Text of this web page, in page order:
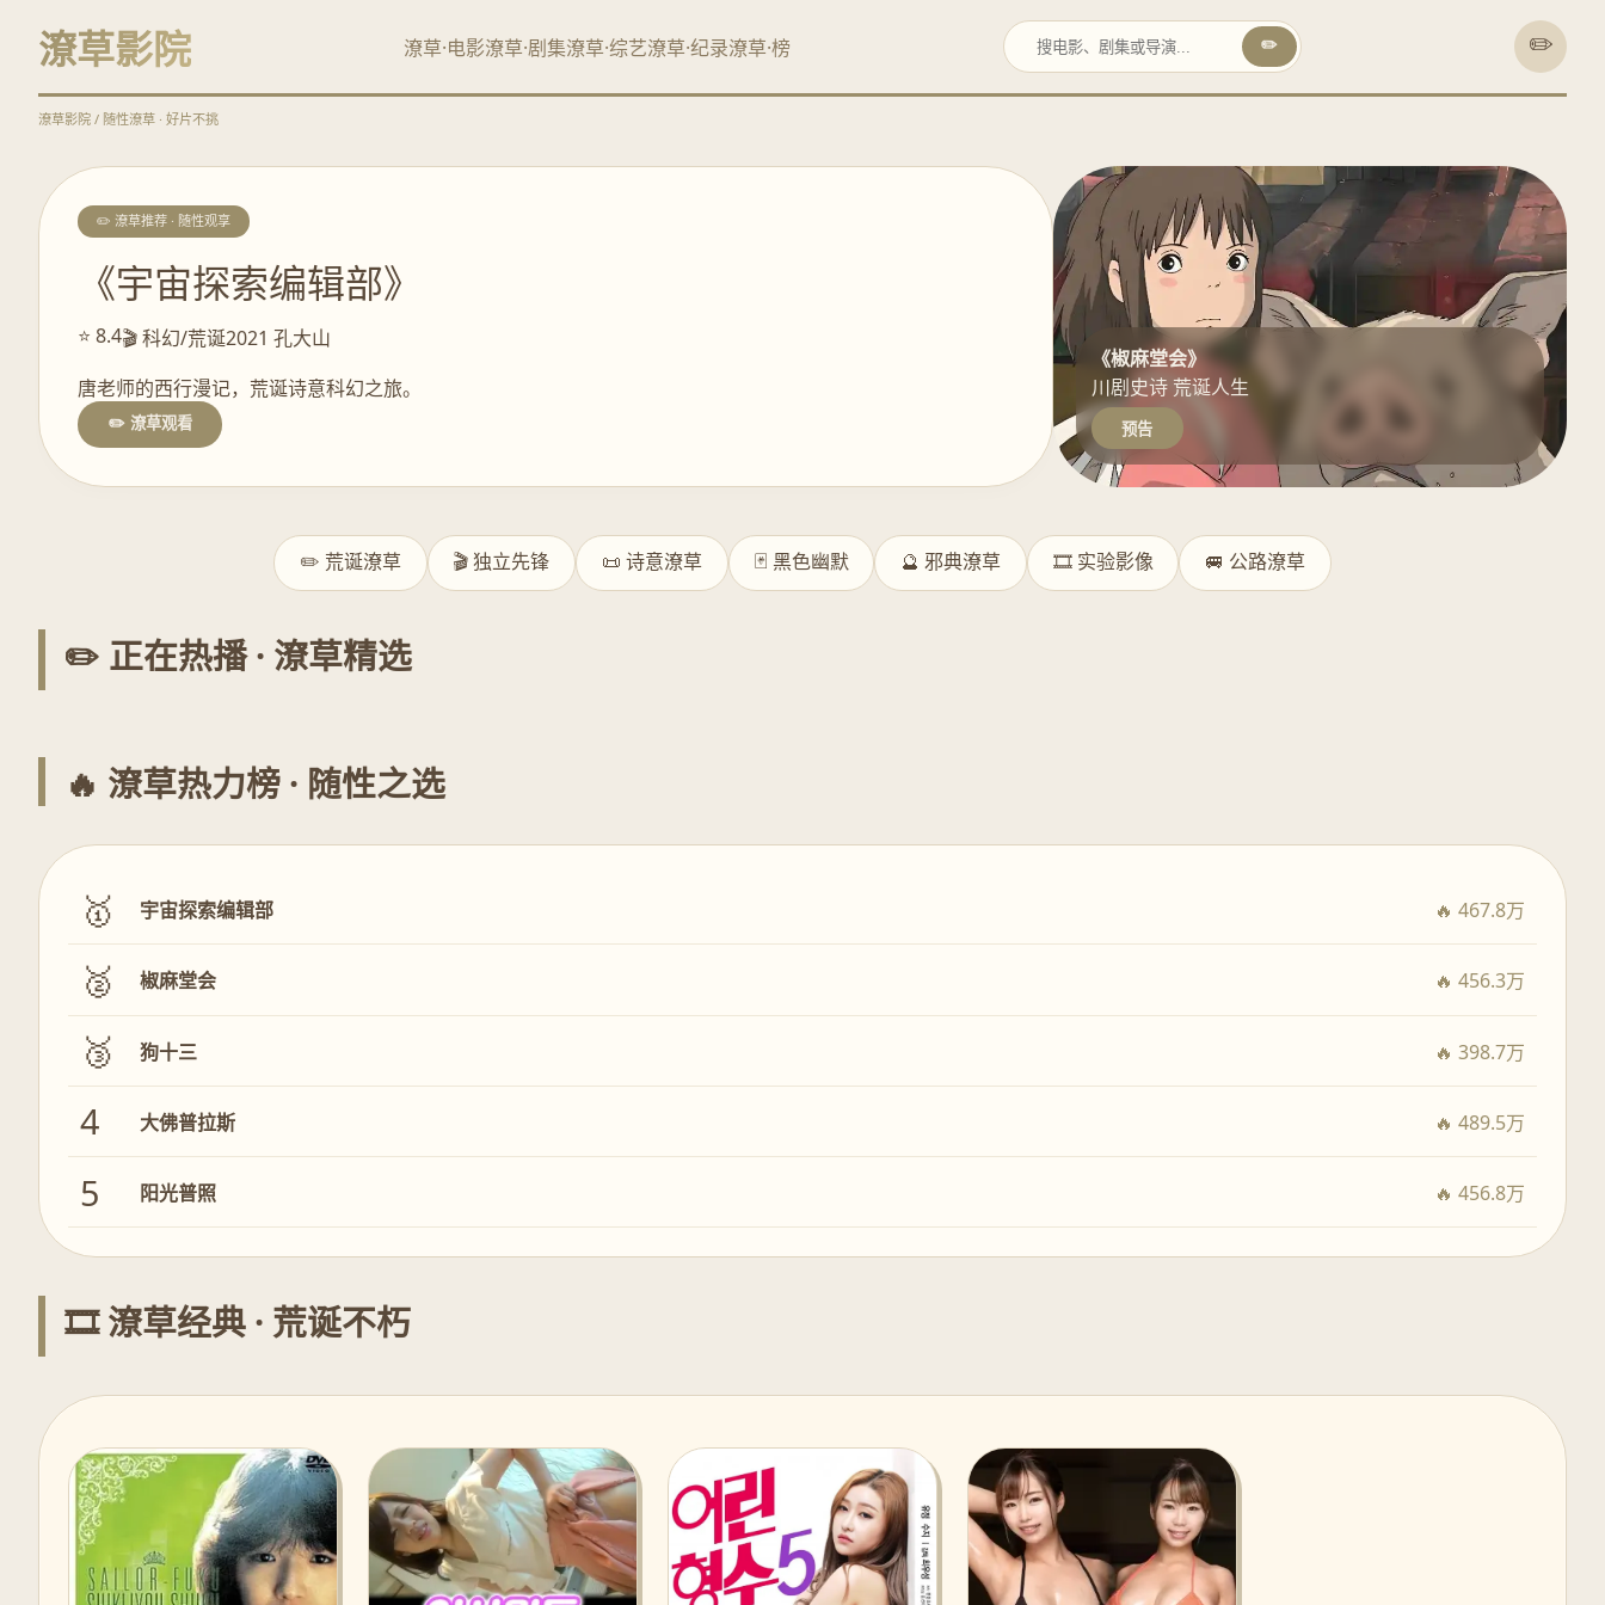
潦草影院 潦草·电影潦草·剧集潦草·综艺潦草·纪录潦草·榜 ✏️ ✏️
潦草影院 / 随性潦草 · 好片不挑
✏️ 潦草推荐 · 随性观享
《宇宙探索编辑部》
⭐ 8.4🎬 科幻/荒诞2021 孔大山
唐老师的西行漫记，荒诞诗意科幻之旅。
✏️ 潦草观看
《椒麻堂会》
川剧史诗 荒诞人生
预告
✏️ 荒诞潦草 🎬 独立先锋 📜 诗意潦草 🃏 黑色幽默 🔮 邪典潦草 🎞️ 实验影像 🚐 公路潦草
✏️ 正在热播 · 潦草精选
🔥 潦草热力榜 · 随性之选
🥇 宇宙探索编辑部 🔥 467.8万
🥈 椒麻堂会 🔥 456.3万
🥉 狗十三 🔥 398.7万
4 大佛普拉斯 🔥 489.5万
5 阳光普照 🔥 456.8万
🎞️ 潦草经典 · 荒诞不朽